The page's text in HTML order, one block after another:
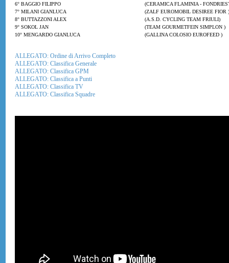
6° BAGGIO FILIPPO
(CERAMICA FLAMINIA -
7° MILANI GIANLUCA
(ZALF EUROMOBIL DESIREE FIOR )
8° BUTTAZZONI ALEX
(A.S.D. CYCLING TEAM FRIULI)
9° SOKOL JAN
(TEAM GOURMETFEIN SIMPLON )
10° MENGARDO GIANLUCA
(GALLINA COLOSIO EUROFEED )
ALLEGATO: Ordine di Arrivo Completo
ALLEGATO: Classifica Generale
ALLEGATO: Classifica GPM
ALLEGATO: Classifica a Punti
ALLEGATO: Classifica TV
ALLEGATO: Classifica Squadre